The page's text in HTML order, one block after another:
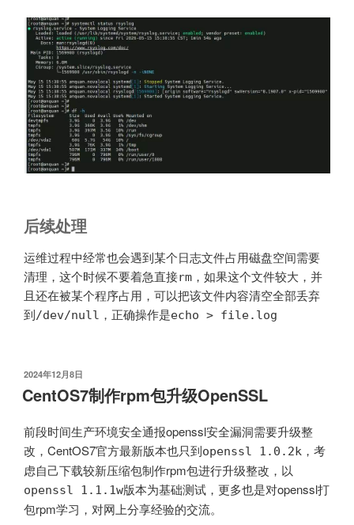
后续处理
运维过程中经常也会遇到某个日志文件占用磁盘空间需要
清理，这个时候不要着急直接rm，如果这个文件较大，并
且还在被某个程序占用，可以把该文件内容清空全部丢弃
到/dev/null，正确操作是echo > file.log
发
布
于
2024年12月8日
CentOS7制作rpm包升级OpenSSL
前段时间生产环境安全通报openssl安全漏洞需要升级整
改，CentOS7官方最新版本也只到openssl 1.0.2k ，考
虑自己下载较新压缩包制作rpm包进行升级整改，以
openssl 1.1.1w版本为基础测试，更多也是对openssl打
包rpm学习，对网上分享经验的交流。